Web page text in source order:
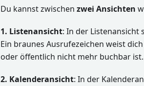
Du kannst zwischen zwei Ansichten
1. Listenansicht: In der Listenansicht
Ein braunes Ausrufezeichen weist
oder öffentlich nicht mehr buchbar ist.
2. Kalenderansicht: In der